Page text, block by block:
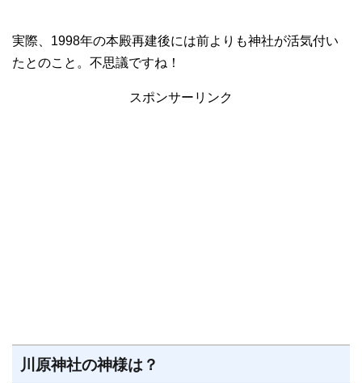
実際、1998年の本殿再建後には前よりも神社が活気付い
たとのこと。不思議ですね！
スポンサーリンク
川原神社の神様は？